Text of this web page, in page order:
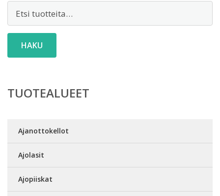
HAKU
TUOTEALUEET
Ajanottokellot
Ajolasit
Ajopiiskat